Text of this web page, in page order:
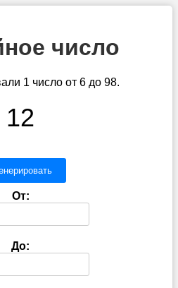
число
1 число от 6 до 98.
12
От:
До: